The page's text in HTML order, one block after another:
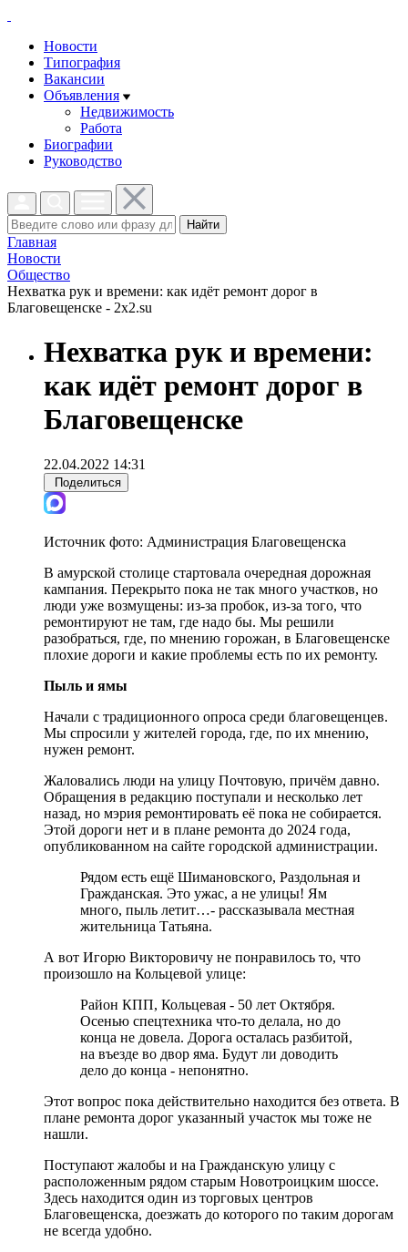
Новости
Типография
Вакансии
Объявления
Недвижимость
Работа
Биографии
Руководство
Найти
Главная
Новости
Общество
Нехватка рук и времени: как идёт ремонт дорог в
Благовещенске - 2x2.su
Нехватка рук и времени:
как идёт ремонт дорог в
Благовещенске
22.04.2022 14:31
Поделиться
Источник фото: Администрация Благовещенска
В амурской столице стартовала очередная дорожная
кампания. Перекрыто пока не так много участков, но
люди уже возмущены: из-за пробок, из-за того, что
ремонтируют не там, где надо бы. Мы решили
разобраться, где, по мнению горожан, в Благовещенске
плохие дороги и какие проблемы есть по их ремонту.
Пыль и ямы
Начали с традиционного опроса среди благовещенцев.
Мы спросили у жителей города, где, по их мнению,
нужен ремонт.
Жаловались люди на улицу Почтовую, причём давно.
Обращения в редакцию поступали и несколько лет
назад, но мэрия ремонтировать её пока не собирается.
Этой дороги нет и в плане ремонта до 2024 года,
опубликованном на сайте городской администрации.
Рядом есть ещё Шимановского, Раздольная и
Гражданская. Это ужас, а не улицы! Ям
много, пыль летит…- рассказывала местная
жительница Татьяна.
А вот Игорю Викторовичу не понравилось то, что
произошло на Кольцевой улице:
Район КПП, Кольцевая - 50 лет Октября.
Осенью спецтехника что-то делала, но до
конца не довела. Дорога осталась разбитой,
на въезде во двор яма. Будут ли доводить
дело до конца - непонятно.
Этот вопрос пока действительно находится без ответа. В
плане ремонта дорог указанный участок мы тоже не
нашли.
Поступают жалобы и на Гражданскую улицу с
расположенным рядом старым Новотроицким шоссе.
Здесь находится один из торговых центров
Благовещенска, доезжать до которого по таким дорогам
не всегда удобно.